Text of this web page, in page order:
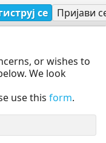
се Пријави
or wishes to
We look
use this form.